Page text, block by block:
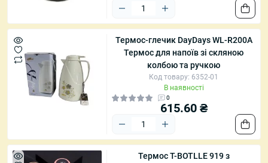
Термос-глечик DayDays WL-R200A
Термос для напоїв зі скляною
колбою та ручкою
Код товару: 6352-01
В наявності
0
615.60 ₴
Термос T-BOTLLE 919 з